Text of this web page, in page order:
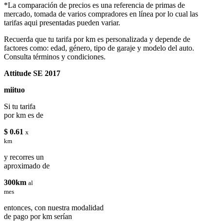
*La comparación de precios es una referencia de primas de
mercado, tomada de varios compradores en línea por lo cual las
tarifas aqui presentadas pueden variar.
Recuerda que tu tarifa por km es personalizada y depende de
factores como: edad, género, tipo de garaje y modelo del auto.
Consulta términos y condiciones.
Attitude SE 2017
miituo
Si tu tarifa
por km es de
$ 0.61 x
km
y recorres un
aproximado de
300km al
mes
entonces, con nuestra modalidad
de pago por km serían